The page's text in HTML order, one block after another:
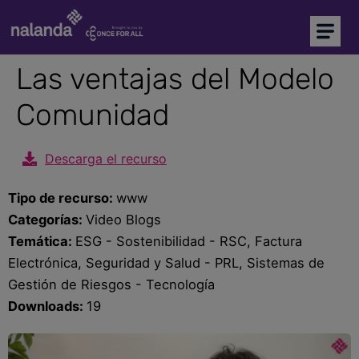
Soy comprador
Inicio
Plataforma CAE
Precalificación de proveedores
Marketplace
NEW
Más soluciones
Soporte
Las ventajas del Modelo
Comunidad
Descarga el recurso
Tipo de recurso: www
Categorías: Video Blogs
Temática: ESG - Sostenibilidad - RSC, Factura
Electrónica, Seguridad y Salud - PRL, Sistemas de
Gestión de Riesgos - Tecnología
Downloads: 19